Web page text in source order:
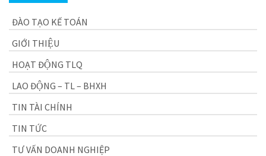
ĐÀO TẠO KẾ TOÁN
GIỚI THIỆU
HOẠT ĐỘNG TLQ
LAO ĐỘNG – TL – BHXH
TIN TÀI CHÍNH
TIN TỨC
TƯ VẤN DOANH NGHIỆP